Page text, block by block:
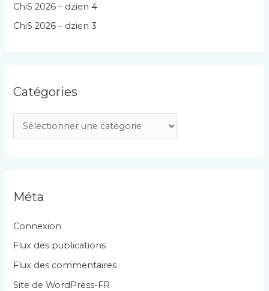
ChiS 2026 – dzien 4
ChiS 2026 – dzien 3
Catégories
a
g
r
i
e
Méta
Connexion
Flux des publications
Flux des commentaires
Site de WordPress-FR